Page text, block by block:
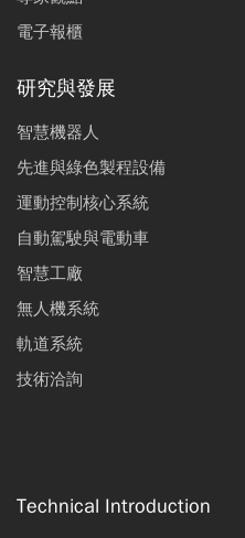
電子報櫃
研究與發展
智慧機器人
先進與綠色製程設備
運動控制核心系統
自動駕駛與電動車
智慧工廠
無人機系統
軌道系統
技術洽詢
Technical Introduction